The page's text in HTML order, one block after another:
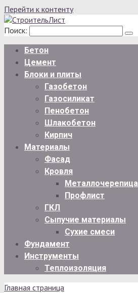
Перейти к контенту
Поиск:
Бетон
Цемент
Блоки и плиты
Газобетон
Газосиликат
Пенобетон
Шлакобетон
Кирпич
Материалы
Фасад
Кровля
Металлочерепица
Профлист
ГКЛ
Сыпучие материалы
Сухие смеси
Фундамент
Инструменты
Теплоизоляция
Главная страница